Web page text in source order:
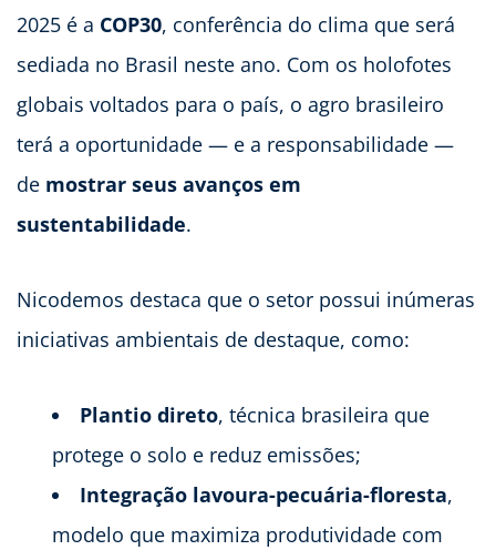
2025 é a COP30, conferência do clima que será
sediada no Brasil neste ano. Com os holofotes
globais voltados para o país, o agro brasileiro
terá a oportunidade — e a responsabilidade —
de mostrar seus avanços em
sustentabilidade.
Nicodemos destaca que o setor possui inúmeras
iniciativas ambientais de destaque, como:
Plantio direto, técnica brasileira que
protege o solo e reduz emissões;
Integração lavoura-pecuária-floresta,
modelo que maximiza produtividade com